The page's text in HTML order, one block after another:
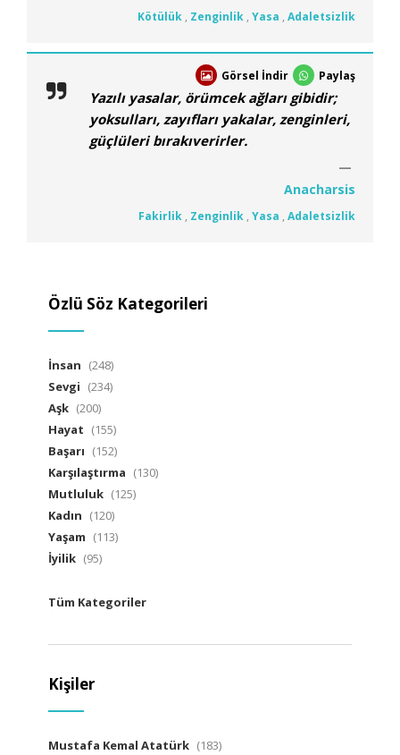
Kötülük , Zenginlik , Yasa , Adaletsizlik
Görsel İndir Paylaş
Yazılı yasalar, örümcek ağları gibidir;
yoksulları, zayıfları yakalar, zenginleri,
güçlüleri bırakıverirler.
Anacharsis
Fakirlik , Zenginlik , Yasa , Adaletsizlik
Özlü Söz Kategorileri
İnsan (248)
Sevgi (234)
Aşk (200)
Hayat (155)
Başarı (152)
Karşılaştırma (130)
Mutluluk (125)
Kadın (120)
Yaşam (113)
İyilik (95)
Tüm Kategoriler
Kişiler
Mustafa Kemal Atatürk (183)